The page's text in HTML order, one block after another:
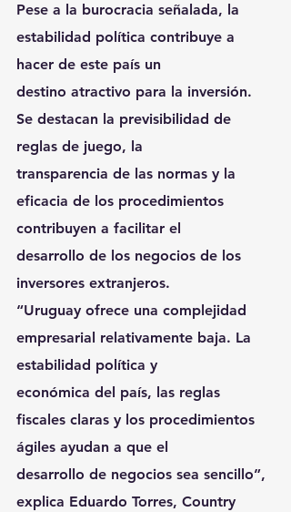
Pese a la burocracia señalada, la
estabilidad política contribuye a
hacer de este país un
destino atractivo para la inversión.
Se destacan la previsibilidad de
reglas de juego, la
transparencia de las normas y la
eficacia de los procedimientos
contribuyen a facilitar el
desarrollo de los negocios de los
inversores extranjeros.
“Uruguay ofrece una complejidad
empresarial relativamente baja. La
estabilidad política y
económica del país, las reglas
fiscales claras y los procedimientos
ágiles ayudan a que el
desarrollo de negocios sea sencillo”,
explica Eduardo Torres, Country